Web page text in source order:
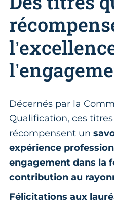
Décernés par la
Qualification, ces
récompensent un
expérience
engagement dans la
contribution au
Félicitations aux